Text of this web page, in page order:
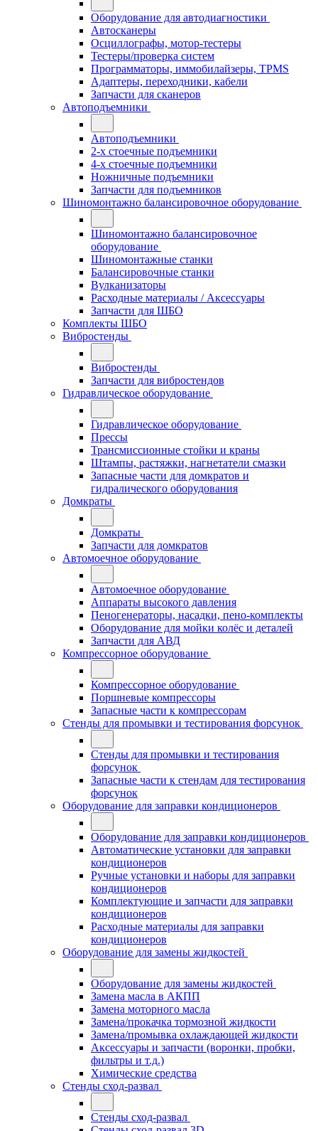
Оборудование для автодиагностики
Автосканеры
Осциллографы, мотор-тестеры
Тестеры/проверка систем
Программаторы, иммобилайзеры, TPMS
Адаптеры, переходники, кабели
Запчасти для сканеров
Автоподъемники
Автоподъемники
2-х стоечные подъемники
4-х стоечные подъемники
Ножничные подъемники
Запчасти для подъемников
Шиномонтажно балансировочное оборудование
Шиномонтажно балансировочное
оборудование
Шиномонтажные станки
Балансировочные станки
Вулканизаторы
Расходные материалы / Аксессуары
Запчасти для ШБО
Комплекты ШБО
Вибростенды
Вибростенды
Запчасти для вибростендов
Гидравлическое оборудование
Гидравлическое оборудование
Прессы
Трансмиссионные стойки и краны
Штампы, растяжки, нагнетатели смазки
Запасные части для домкратов и
гидралического оборудования
Домкраты
Домкраты
Запчасти для домкратов
Автомоечное оборудование
Автомоечное оборудование
Аппараты высокого давления
Пеногенераторы, насадки, пено-комплекты
Оборудование для мойки колёс и деталей
Запчасти для АВД
Компрессорное оборудование
Компрессорное оборудование
Поршневые компрессоры
Запасные части к компрессорам
Стенды для промывки и тестирования форсунок
Стенды для промывки и тестирования
форсунок
Запасные части к стендам для тестирования
форсунок
Оборудование для заправки кондиционеров
Оборудование для заправки кондиционеров
Автоматические установки для заправки
кондиционеров
Ручные установки и наборы для заправки
кондиционеров
Комплектующие и запчасти для заправки
кондиционеров
Расходные материалы для заправки
кондиционеров
Оборудование для замены жидкостей
Оборудование для замены жидкостей
Замена масла в АКПП
Замена моторного масла
Замена/прокачка тормозной жидкости
Замена/промывка охлаждающей жидкости
Аксессуары и запчасти (воронки, пробки,
фильтры и т.д.)
Химические средства
Стенды сход-развал
Стенды сход-развал